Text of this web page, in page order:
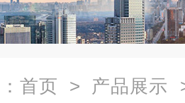
首页 > 产品展示